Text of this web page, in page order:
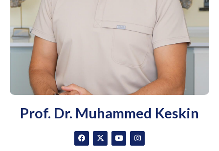
Prof. Dr. Muhammed Keskin